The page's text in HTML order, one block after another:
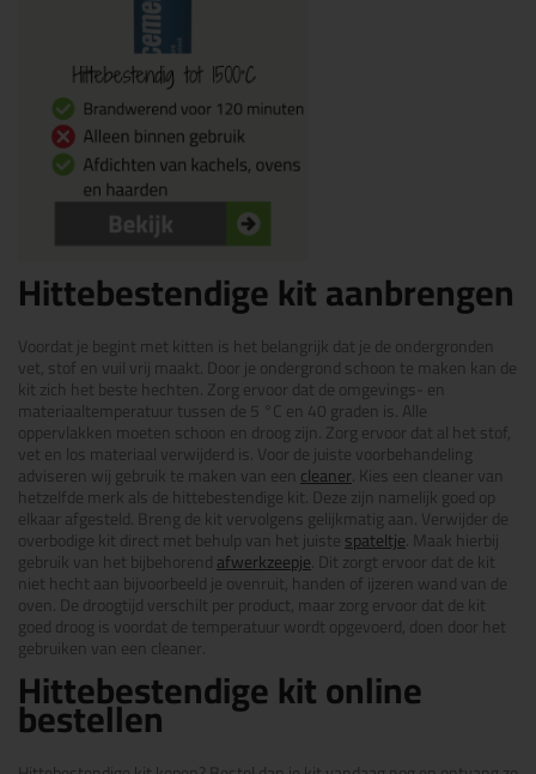
Hittebestendige kit aanbrengen
Voordat je begint met kitten is het belangrijk dat je de ondergronden
vet, stof en vuil vrij maakt. Door je ondergrond schoon te maken kan de
kit zich het beste hechten. Zorg ervoor dat de omgevings- en
materiaaltemperatuur tussen de 5 °C en 40 graden is. Alle
oppervlakken moeten schoon en droog zijn. Zorg ervoor dat al het stof,
vet en los materiaal verwijderd is. Voor de juiste voorbehandeling
adviseren wij gebruik te maken van een cleaner. Kies een cleaner van
hetzelfde merk als de hittebestendige kit. Deze zijn namelijk goed op
elkaar afgesteld. Breng de kit vervolgens gelijkmatig aan. Verwijder de
overbodige kit direct met behulp van het juistespateltje. Maak hierbij
gebruik van het bijbehorendafwerkzeepje. Dit zorgt ervoor dat de kit
niet hecht aan bijvoorbeeld je ovenruit, handen of ijzeren wand van de
oven. De droogtijd verschilt per product, maar zorg ervoor dat de kit
goed droog is voordat de temperatuur wordt opgevoerd, doen door het
gebruiken van een cleaner.
Hittebestendige kit online
bestellen